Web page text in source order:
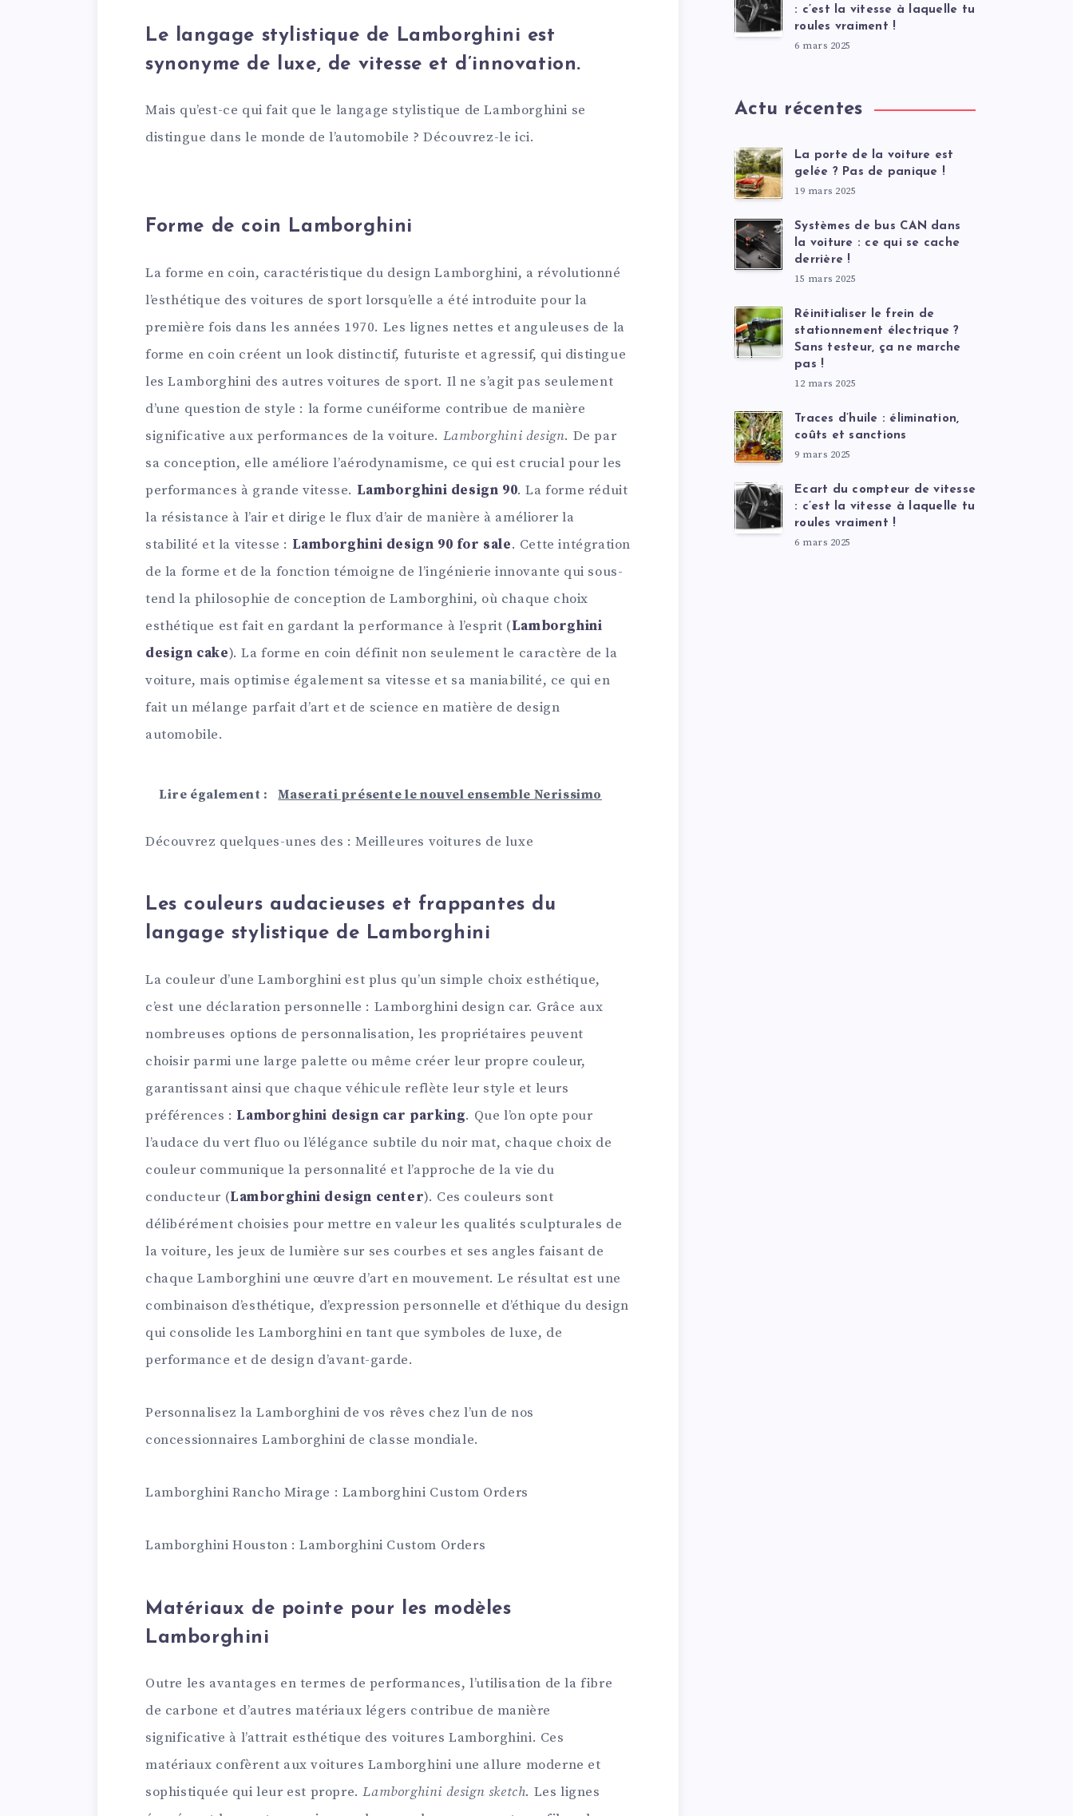
Le langage stylistique de Lamborghini est
synonyme de luxe, de vitesse et d’innovation.
Mais qu’est-ce qui fait que le langage stylistique de Lamborghini se
distingue dans le monde de l’automobile ? Découvrez-le ici.
Forme de coin Lamborghini
La forme en coin, caractéristique du design Lamborghini, a révolutionné
l’esthétique des voitures de sport lorsqu’elle a été introduite pour la
première fois dans les années 1970. Les lignes nettes et anguleuses de la
forme en coin créent un look distinctif, futuriste et agressif, qui distingue
les Lamborghini des autres voitures de sport. Il ne s’agit pas seulement
d’une question de style : la forme cunéiforme contribue de manière
significative aux performances de la voiture. Lamborghini design. De par
sa conception, elle améliore l’aérodynamisme, ce qui est crucial pour les
performances à grande vitesse. Lamborghini design 90. La forme réduit
la résistance à l’air et dirige le flux d’air de manière à améliorer la
stabilité et la vitesse : Lamborghini design 90 for sale. Cette intégration
de la forme et de la fonction témoigne de l’ingénierie innovante qui sous-
tend la philosophie de conception de Lamborghini, où chaque choix
esthétique est fait en gardant la performance à l’esprit (Lamborghini
design cake). La forme en coin définit non seulement le caractère de la
voiture, mais optimise également sa vitesse et sa maniabilité, ce qui en
fait un mélange parfait d’art et de science en matière de design
automobile.
Lire également : Maserati présente le nouvel ensemble Nerissimo
Découvrez quelques-unes des : Meilleures voitures de luxe
Les couleurs audacieuses et frappantes du
langage stylistique de Lamborghini
La couleur d’une Lamborghini est plus qu’un simple choix esthétique,
c’est une déclaration personnelle : Lamborghini design car. Grâce aux
nombreuses options de personnalisation, les propriétaires peuvent
choisir parmi une large palette ou même créer leur propre couleur,
garantissant ainsi que chaque véhicule reflète leur style et leurs
préférences : Lamborghini design car parking. Que l’on opte pour
l’audace du vert fluo ou l’élégance subtile du noir mat, chaque choix de
couleur communique la personnalité et l’approche de la vie du
conducteur (Lamborghini design center). Ces couleurs sont
délibérément choisies pour mettre en valeur les qualités sculpturales de
la voiture, les jeux de lumière sur ses courbes et ses angles faisant de
chaque Lamborghini une œuvre d’art en mouvement. Le résultat est une
combinaison d’esthétique, d’expression personnelle et d’éthique du design
qui consolide les Lamborghini en tant que symboles de luxe, de
performance et de design d’avant-garde.
Personnalisez la Lamborghini de vos rêves chez l’un de nos
concessionnaires Lamborghini de classe mondiale.
Lamborghini Rancho Mirage : Lamborghini Custom Orders
Lamborghini Houston : Lamborghini Custom Orders
Matériaux de pointe pour les modèles
Lamborghini
Outre les avantages en termes de performances, l’utilisation de la fibre
de carbone et d’autres matériaux légers contribue de manière
significative à l’attrait esthétique des voitures Lamborghini. Ces
matériaux confèrent aux voitures Lamborghini une allure moderne et
sophistiquée qui leur est propre.Lamborghini design sketch. Les lignes
: c’est la vitesse à laquelle tu
roules vraiment !
6 mars 2025
Actu récentes
La porte de la voiture est
gelée ? Pas de panique !
19 mars 2025
Systèmes de bus CAN dans
la voiture : ce qui se cache
derrière !
15 mars 2025
Réinitialiser le frein de
stationnement électrique ?
Sans testeur, ça ne marche
pas !
12 mars 2025
Traces d’huile : élimination,
coûts et sanctions
9 mars 2025
Ecart du compteur de vitesse
: c’est la vitesse à laquelle tu
roules vraiment !
6 mars 2025